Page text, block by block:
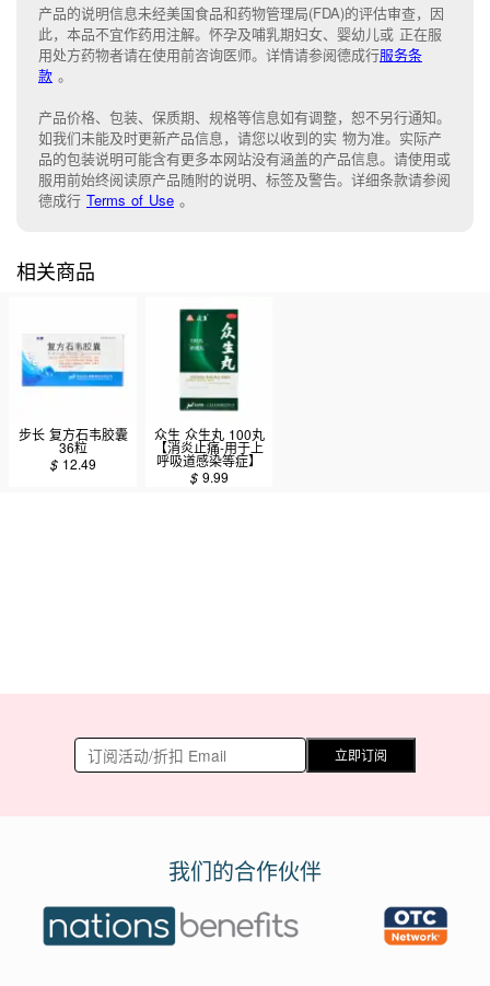
产品的说明信息未经美国食品和药物管理局(FDA)的评估审查，因
此，本品不宜作药用注解。怀孕及哺乳期妇女、婴幼儿或 正在服
用处方药物者请在使用前咨询医师。详情请参阅德成行服务条
款 。
产品价格、包装、保质期、规格等信息如有调整，恕不另行通知。
如我们未能及时更新产品信息， 请您以收到的实 物为准。 实际产
品的包装说明可能含有更多本网站没有涵盖的产品信息。请使用或
服用前始终阅读原产品随附的说明、 标签及警告。 详细条款请参阅
德成行 Terms of Use 。
相关商品
步长 复方石韦胶囊
36粒
$ 12.49
众生 众生丸 100丸
【消炎止痛-用于上
呼吸道感染等症】
$ 9.99
立即订阅
我们的合作伙伴